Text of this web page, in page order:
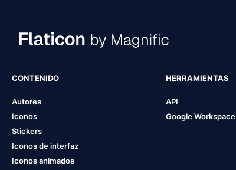
CONTENIDO
Autores
Iconos
Stickers
Iconos de interfaz
Iconos animados
HERRAMIENTAS
API
Google Workspace